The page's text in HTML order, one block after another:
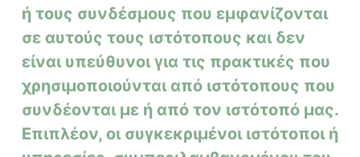
ή τους συνδέσμους που εμφανίζονται
σε αυτούς τους ιστότοπους και δεν
είναι υπεύθυνοι για τις πρακτικές που
χρησιμοποιούνται από ιστότοπους που
συνδέονται με ή από τον ιστότοπό μας.
Επιπλέον, οι συγκεκριμένοι ιστότοποι ή